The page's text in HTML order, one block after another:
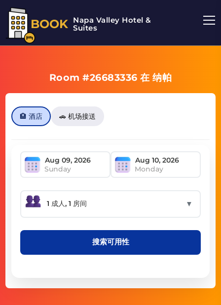
BOOK Napa Valley Hotel &
Suites
Room #26683336 在 纳帕
🏨 酒店 🚗 机场接送
Sunday Monday
▼
搜索可用性